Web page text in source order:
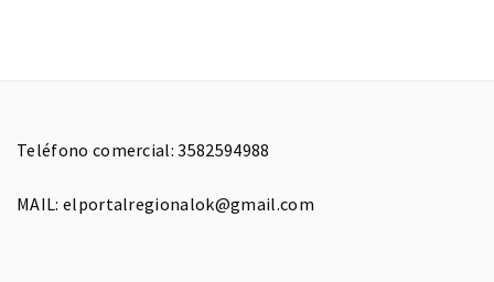
Teléfono comercial: 3582594988
MAIL: elportalregionalok@gmail.com